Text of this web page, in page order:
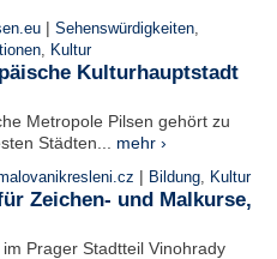
| Sehenswürdigkeiten,
, Kultur
Kulturhauptstadt
Metropole Pilsen gehört zu
Städten... mehr ›
| Bildung, Kultur
Zeichen- und Malkurse,
Prager Stadtteil Vinohrady